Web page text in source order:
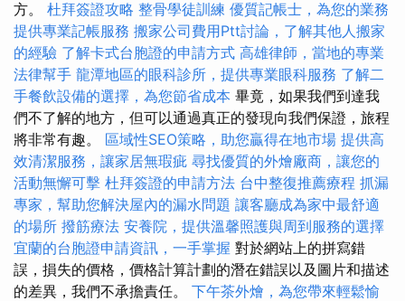
方。 杜拜簽證攻略 整骨學徒訓練 優質記帳士，為您的業務
提供專業記帳服務 搬家公司費用Ptt討論，了解其他人搬家
的經驗 了解卡式台胞證的申請方式 高雄律師，當地的專業
法律幫手 龍潭地區的眼科診所，提供專業眼科服務 了解二
手餐飲設備的選擇，為您節省成本 畢竟，如果我們到達我
們不了解的地方，但可以通過真正的發現向我們保證，旅程
將非常有趣。 區域性SEO策略，助您贏得在地市場 提供高
效清潔服務，讓家居無瑕疵 尋找優質的外燴廠商，讓您的
活動無懈可擊 杜拜簽證的申請方法 台中整復推薦療程 抓漏
專家，幫助您解決屋內的漏水問題 讓客廳成為家中最舒適
的場所 撥筋療法 安養院，提供溫馨照護與周到服務的選擇
宜蘭的台胞證申請資訊，一手掌握 對於網站上的拼寫錯
誤，損失的價格，價格計算計劃的潛在錯誤以及圖片和描述
的差異，我們不承擔責任。 下午茶外燴，為您帶來輕鬆愉